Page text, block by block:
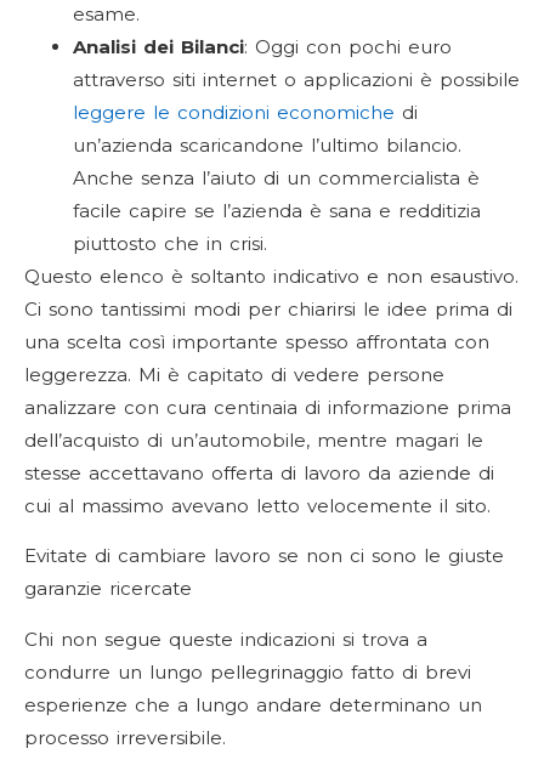
esame.
Analisi dei Bilanci: Oggi con pochi euro
attraverso siti internet o applicazioni è possibile
leggere le condizioni economiche di
un’azienda scaricandone l’ultimo bilancio.
Anche senza l’aiuto di un commercialista è
facile capire se l’azienda è sana e redditizia
piuttosto che in crisi.
Questo elenco è soltanto indicativo e non esaustivo.
Ci sono tantissimi modi per chiarirsi le idee prima di
una scelta così importante spesso affrontata con
leggerezza. Mi è capitato di vedere persone
analizzare con cura centinaia di informazione prima
dell’acquisto di un’automobile, mentre magari le
stesse accettavano offerta di lavoro da aziende di
cui al massimo avevano letto velocemente il sito.
Evitate di cambiare lavoro se non ci sono le giuste
garanzie ricercate
Chi non segue queste indicazioni si trova a
condurre un lungo pellegrinaggio fatto di brevi
esperienze che a lungo andare determinano un
processo irreversibile.